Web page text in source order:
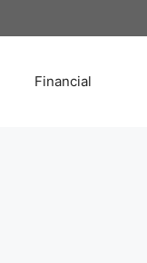
Financial